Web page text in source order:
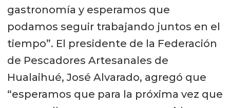
gastronomía y esperamos que
podamos seguir trabajando juntos en el
tiempo”. El presidente de la Federación
de Pescadores Artesanales de
Hualaihué, José Alvarado, agregó que
“esperamos que para la próxima vez que